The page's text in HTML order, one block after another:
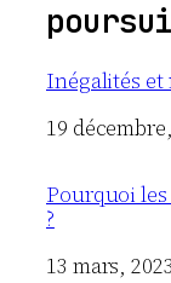
Inégalités et
Date
19
Pourquoi les
?
Date
13 mars, 2023